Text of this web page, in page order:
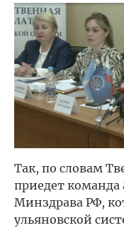
Так, по словам
приедет команда
Минздрава РФ,
ульяновской